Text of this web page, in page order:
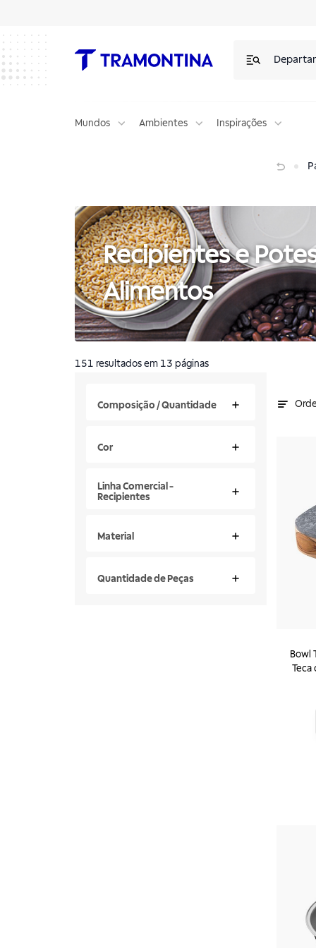
Mundos Ambientes Inspirações
Recipientes e
Alimentos
Composição / Quantidade
Cor
Linha Comercial -
Recipientes
Material
Quantidade de Peças
151 resultados em 13 páginas
Bowl
Teca